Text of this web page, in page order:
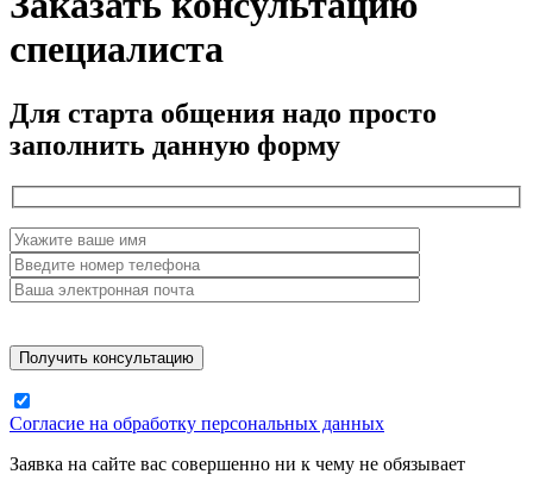
специалиста
Для старта общения надо просто
заполнить данную форму
Согласие на обработку персональных данных
Заявка на сайте вас совершенно ни к чему не обязывает